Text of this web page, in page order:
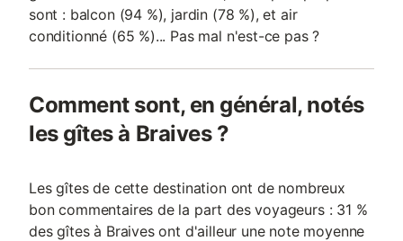
sont : balcon (94 %), jardin (78 %), et air
conditionné (65 %)... Pas mal n'est-ce pas ?
Comment sont, en général, notés
les gîtes à Braives ?
Les gîtes de cette destination ont de nombreux
bon commentaires de la part des voyageurs : 31 %
des gîtes à Braives ont d'ailleur une note moyenne